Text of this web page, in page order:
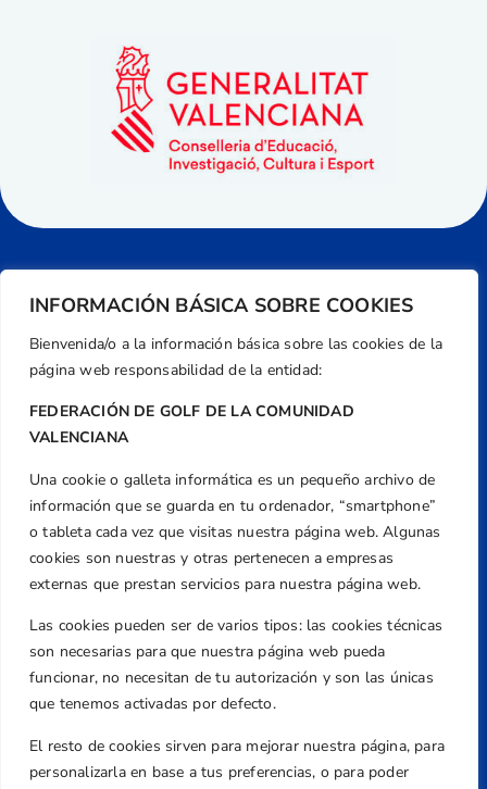
INFORMACIÓN BÁSICA SOBRE COOKIES
Bienvenida/o a la información básica sobre las cookies de la
página web responsabilidad de la entidad:
FEDERACIÓN DE GOLF DE LA COMUNIDAD
VALENCIANA
Una cookie o galleta informática es un pequeño archivo de
información que se guarda en tu ordenador, “smartphone”
o tableta cada vez que visitas nuestra página web. Algunas
cookies son nuestras y otras pertenecen a empresas
externas que prestan servicios para nuestra página web.
Las cookies pueden ser de varios tipos: las cookies técnicas
son necesarias para que nuestra página web pueda
funcionar, no necesitan de tu autorización y son las únicas
que tenemos activadas por defecto.
El resto de cookies sirven para mejorar nuestra página, para
personalizarla en base a tus preferencias, o para poder
Dirección
Centre de L´Esport, Carrer d'Isaac Peral i
Caballero, Nº 5, Despachos 2 y 3, 46980,
Valencia
+34 961 367 799
Email
federacion@golfcv.com
Aviso Legal